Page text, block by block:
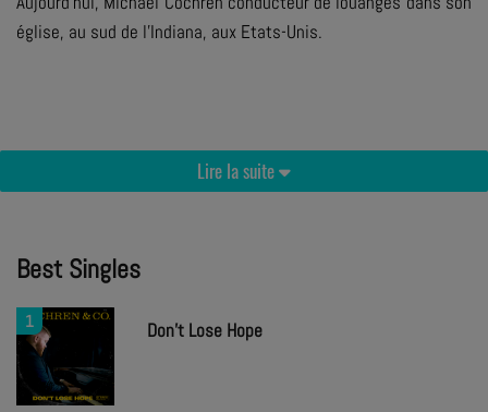
église, au sud de l'Indiana, aux Etats-Unis.
Lire la suite
Best Singles
1 Don't Lose Hope